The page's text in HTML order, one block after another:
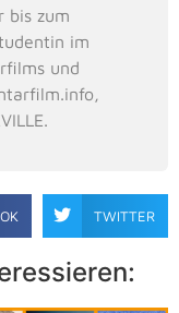
bis zum
im
und
TWITTER